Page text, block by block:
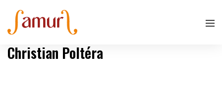
Christian Poltéra